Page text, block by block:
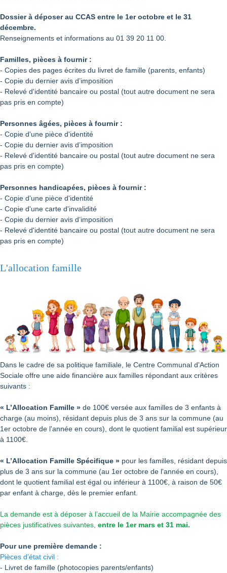
Dossier à déposer au CCAS entre le 1er octobre et le 31
décembre.
Renseignements et informations au 01 39 20 11 00.
Familles, pièces à fournir :
- Copies des pages écrites du livret de famille (parents, enfants)
- Copie du dernier avis d’imposition
- Relevé d'identité bancaire ou postal (tout autre document ne sera
pas pris en compte)
Personnes âgées, pièces à fournir :
- Copie d'une pièce d'identité
- Copie du dernier avis d’imposition
- Relevé d'identité bancaire ou postal (tout autre document ne sera
pas pris en compte)
Personnes handicapées, pièces à fournir :
- Copie d'une pièce d'identité
- Copie d'une carte d'invalidité
- Copie du dernier avis d’imposition
- Relevé d'identité bancaire ou postal (tout autre document ne sera
pas pris en compte)
L'allocation famille
Dans le cadre de sa politique familiale, le Centre Communal d'Action
Sociale offre une aide financière aux familles répondant aux critères
suivants :
« L’Allocation Famille » de 100€ versée aux familles de 3 enfants à
charge (au moins), résidant depuis plus de 3 ans sur la commune (au
1er octobre de l'année en cours), dont le quotient familial est supérieur
à 1100€.
« L’Allocation Famille Spécifique » pour les familles, résidant depuis
plus de 3 ans sur la commune (au 1er octobre de l'année en cours),
dont le quotient familial est égal ou inférieur à 1100€, à raison de 50€
par enfant à charge, dès le premier enfant.
La demande est à déposer à l’accueil de la Mairie accompagnée des
pièces justificatives suivantes, entre le 1er mars et 31 mai.
Pour une première demande :
Pièces d’état civil :
- Livret de famille (photocopies parents/enfants)